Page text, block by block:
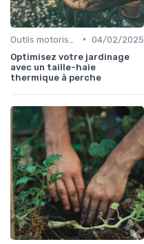
• 04/02/2025
Optimisez votre jardinage
avec un taille-haie
thermique à perche